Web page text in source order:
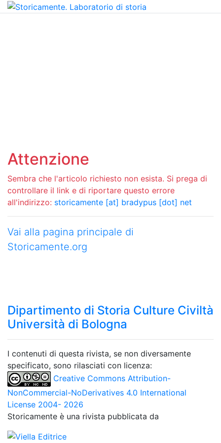
Attenzione
Sembra che l'articolo richiesto non esista. Si prega di
controllare il link e di riportare questo errore
all'indirizzo: storicamente [at] bradypus [dot] net
Vai alla pagina principale di
Storicamente.org
Dipartimento di Storia Culture Civiltà
Università di Bologna
I contenuti di questa rivista, se non diversamente
specificato, sono rilasciati con licenza:
Creative Commons Attribution-
NonCommercial-NoDerivatives 4.0 International
License 2004- 2026
Storicamente è una rivista pubblicata da